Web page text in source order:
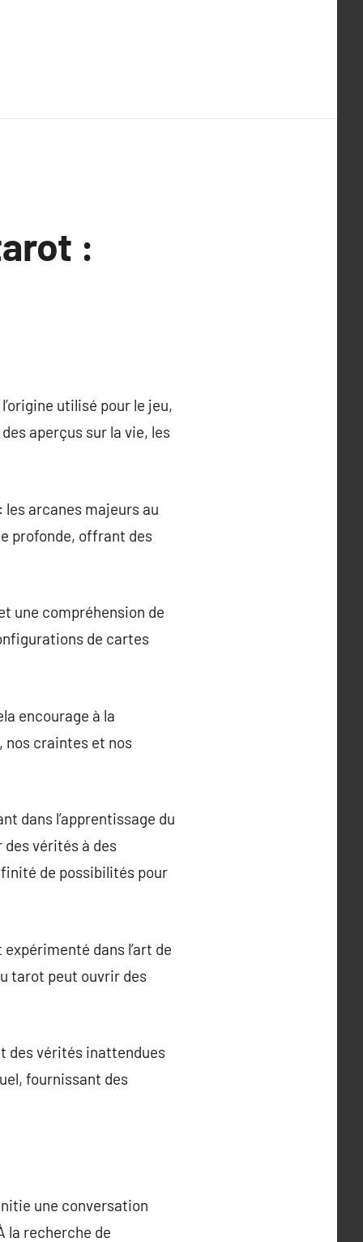
:
utilisé pour le jeu,
aperçus sur la vie, les
arcanes majeurs au
profonde, offrant des
une compréhension de
de cartes
encourage à la
nos craintes et nos
dans l’apprentissage du
vérités à des
de possibilités pour
dans l’art de
tarot peut ouvrir des
des vérités inattendues
fournissant des
une conversation
la recherche de